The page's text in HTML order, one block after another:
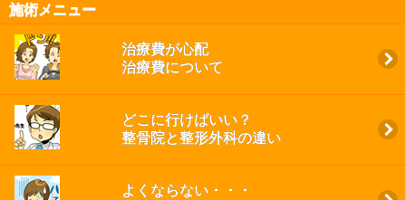
施術メニュー
治療費が心配
治療費について
どこに行けばいい？
整骨院と整形外科の違い
よくならない・・・